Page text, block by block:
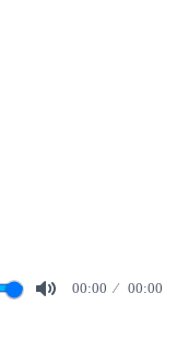
00:00 00:00